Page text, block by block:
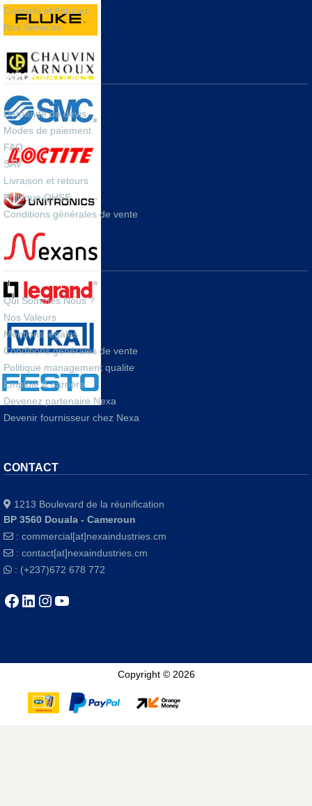
Conseils et Astuces
Nos Services
INFORMATIONS
Demande de devis
Modes de paiement
FAQ
SAV
Livraison et retours
Politique QHSE
Conditions générales de vente
A PROPOS
Qui Sommes Nous ?
Nos Valeurs
Mentions legales
Conditions générales de vente
Politique management qualite
Emploie & carrière
Devenez partenaire Nexa
Devenir fournisseur chez Nexa
CONTACT
1213 Boulevard de la réunification
BP 3560 Douala - Cameroun
: commercial[at]nexaindustries.cm
: contact[at]nexaindustries.cm
: (+237)672 678 772
Copyright © 2026